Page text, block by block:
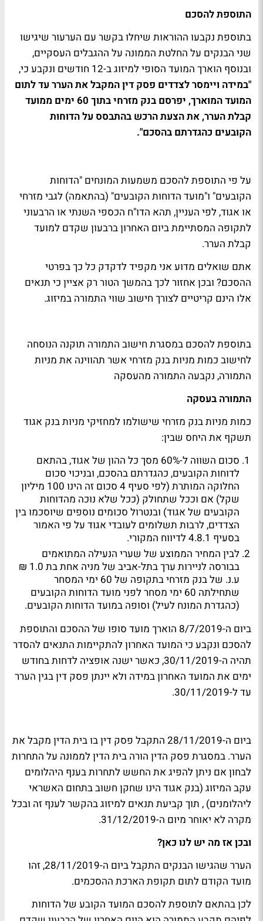
התוספת להסכם
בתוספת נקבעו ההוראות שיחלו בקשר עם הערעור שיגישו
שני הבנקים על החלטת הממונה על ההגבלים העסקיים,
ובנוסף הוארך המועד הסופי למיזוג ב-12 חודשים ונקבע כי,
"במידה ויימסר לצדדים פסק דין המקבל את הערר עד לתום
המועד המוארך, יפרסם בנק מזרחי בתוך 60 ימים ממועד
קבלת הערר, את הצעת הרכש בהתבסס על הדוחות
הקובעים כהגדרתם בהסכם".
על פי התוספת להסכם משמעות המונחים "הדוחות
הקובעים" ו"מועד הדוחות הקובעים" (בהתאמה) לגבי מזרחי
או אגוד, לפי העניין, תהא הדו"ח הכספי השנתי או הרבעוני
לתקופה המסתיימת ביום האחרון ברבעון שקדם למועד
קבלת הערר.
אתם שואלים מדוע אני מקפיד לדקדק כל כך בפרטי
ההסכם? ובכן אחזור לכך בהמשך הטור רק אציין כי תנאים
אלו הינם קריטיים לצורך חישוב שווי התמורה במיזוג.
בתוספת להסכם במסגרת חישוב התמורה תוקנה הנוסחה
לחישוב כמות מניות בנק מזרחי אשר תהווינה את מניות
התמורה, נקבעה התמורה מהעסקה
התמורה בעסקה
כמות מניות בנק מזרחי שישולמו למחזיקי מניות בנק אגוד
תשקף את היחס שבין:
סכום השווה ל-60% מסך כל ההון של אגוד, בהתאם
לדוחות הקובעים, כהגדרתם בהסכם, ובניכוי סכום
החלוקה המותרת (לפי סעיף 4 סכום זה הינו 100 מיליון
שקל) אם וככל שתחולק (ככל שלא נוכה מהדוחות
הקובעים של אגוד) ובנטרול סכומים נוספים שיוסכמו בין
הצדדים, לרבות תשלומים לעובדי אגוד על פי האמור
בסעיף 4.8.1 לדיווח המקורי.
לבין המחיר הממוצע של שערי הנעילה המתואמים
בבורסה לניירות ערך בתל-אביב של מניה אחת בת 1.0 ₪
ע.נ. של בנק מזרחי בתקופה של 60 ימי המסחר
שתחילתה 60 ימי מסחר לפני מועד הדוחות הקובעים
(כהגדרת המונח לעיל) וסופה במועד הדוחות הקובעים.
ביום ה-8/7/2019 הוארך מועד סופו של ההסכם והתוספת
להסכם ונקבע כי המועד האחרון להתקיימות התנאים להסדר
תהיה ה-30/11/2019, כאשר ישנה אופציה לדחות בחודש
ימים את המועד האחרון במידה ולא יינתן פסק דין בגין הערר
עד ל-30/11/2019.
ביום ה-28/11/2019 התקבל פסק דין בו בית הדין מקבל את
הערר. במסגרת פסק הדין הורה בית הדין לממונה על התחרות
לבחון אם ניתן להפיג את החשש לתחרות בענף היהלומים
עקב המיזוג (בנק אגוד הינו שחקן חשוב בתחום האשראי
ליהלומנים) , תוך קביעת תנאים למיזוג בהקשר לענף זה ובכל
מקרה לא יאוחר מיום ה-31/12/2019.
ובכן אז מה יש לנו כאן?
הערר שהגישו הבנקים התקבל ביום ה-28/11/2019, זהו
מועד הקודם לתום תקופת הארכת ההסכמים.
לכן בהתאם לתוספת להסכם המועד הקובע של הדוחות